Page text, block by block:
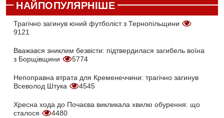
НАЙПОПУЛЯРНІШЕ
Трагічно загинув юний футболіст з Тернопільщини
9121
Вважався зниклим безвісти: підтвердилася загибель воїна
з Борщівщини
5774
Непоправна втрата для Кременеччини: трагічно загинув
Всеволод Штука
4545
Хресна хода до Почаєва викликала хвилю обурення: що
сталося
4480